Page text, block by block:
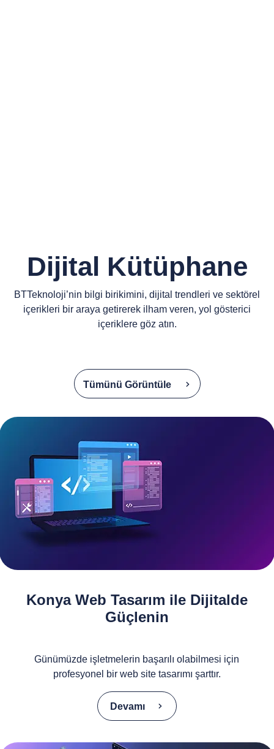
Dijital Kütüphane
BTTeknoloji’nin bilgi birikimini, dijital trendleri ve sektörel
içerikleri bir araya getirerek ilham veren, yol gösterici
içeriklere göz atın.
Tümünü Görüntüle
Konya Web Tasarım ile Dijitalde
Güçlenin
Günümüzde işletmelerin başarılı olabilmesi için
profesyonel bir web site tasarımı şarttır.
Devamı